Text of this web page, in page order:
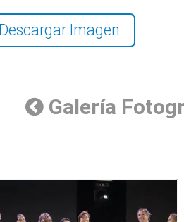
Descargar Imagen
Galería